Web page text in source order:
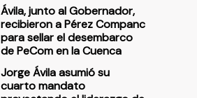
Ávila, junto al Gobernador,
recibieron a Pérez Companc
para sellar el desembarco
de PeCom en la Cuenca
Jorge Ávila asumió su
cuarto mandato